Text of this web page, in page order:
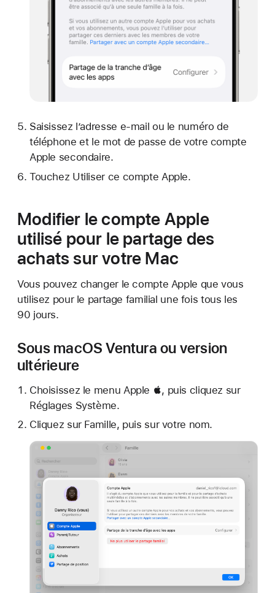
Saisissez l’adresse e-mail ou le numéro de
téléphone et le mot de passe de votre compte
Apple secondaire.
Touchez Utiliser ce compte Apple.
Modifier le compte Apple
utilisé pour le partage des
achats sur votre Mac
Vous pouvez changer le compte Apple que vous
utilisez pour le partage familial une fois tous les
90 jours.
Sous macOS Ventura ou version
ultérieure
Choisissez le menu Apple , puis cliquez sur
Réglages Système.
Cliquez sur Famille, puis sur votre nom.